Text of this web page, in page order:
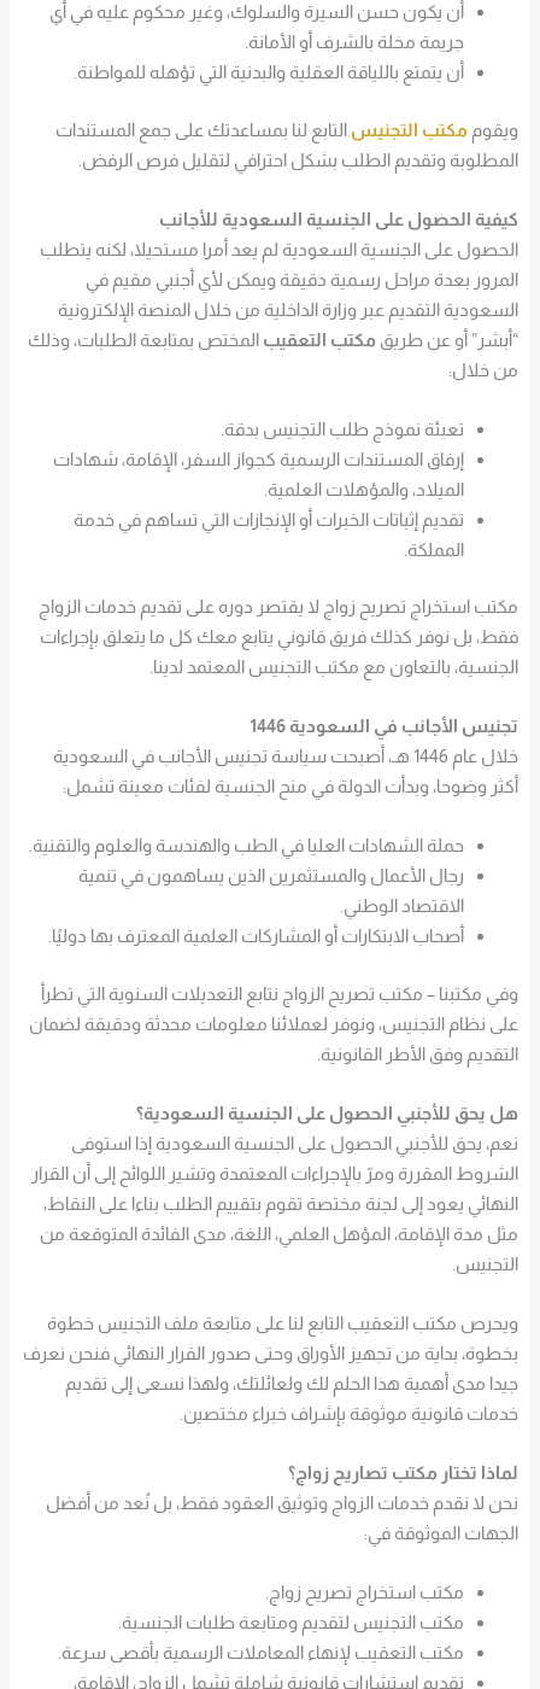
أن يكون حسن السيرة والسلوك، وغير محكوم عليه في أي
جريمة مخلة بالشرف أو الأمانة.
أن يتمتع باللياقة العقلية والبدنية التي تؤهله للمواطنة.
ويقوممكتب التجنيس التابع لنا بمساعدتك على جمع المستندات
المطلوبة وتقديم الطلب بشكل احترافي لتقليل فرص الرفض.
كيفية الحصول على الجنسية السعودية للأجانب
الحصول على الجنسية السعودية لم يعد أمرا مستحيلا، لكنه يتطلب
المرور بعدة مراحل رسمية دقيقة ويمكن لأي أجنبي مقيم في
السعودية التقديم عبر وزارة الداخلية من خلال المنصة الإلكترونية
“أبشر” أو عن طريق مكتب التعقيب المختص بمتابعة الطلبات، وذلك
من خلال:
تعبئة نموذج طلب التجنيس بدقة.
إرفاق المستندات الرسمية كجواز السفر، الإقامة، شهادات
الميلاد، والمؤهلات العلمية.
تقديم إثباتات الخبرات أو الإنجازات التي تساهم في خدمة
المملكة.
مكتب استخراج تصريح زواج لا يقتصر دوره على تقديم خدمات الزواج
فقط، بل نوفر كذلك فريق قانوني يتابع معك كل ما يتعلق بإجراءات
الجنسية، بالتعاون مع مكتب التجنيس المعتمد لدينا.
تجنيس الأجانب في السعودية 1446
خلال عام 1446 هـ، أصبحت سياسة تجنيس الأجانب في السعودية
أكثر وضوحا، وبدأت الدولة في منح الجنسية لفئات معينة تشمل:
حملة الشهادات العليا في الطب والهندسة والعلوم والتقنية.
رجال الأعمال والمستثمرين الذين يساهمون في تنمية
الاقتصاد الوطني.
أصحاب الابتكارات أو المشاركات العلمية المعترف بها دوليًا.
وفي مكتبنا – مكتب تصريح الزواج نتابع التعديلات السنوية التي تطرأ
على نظام التجنيس، ونوفر لعملائنا معلومات محدثة ودقيقة لضمان
التقديم وفق الأطر القانونية.
هل يحق للأجنبي الحصول على الجنسية السعودية؟
نعم، يحق للأجنبي الحصول على الجنسية السعودية إذا استوفى
الشروط المقررة ومرّ بالإجراءات المعتمدة وتشير اللوائح إلى أن القرار
النهائي يعود إلى لجنة مختصة تقوم بتقييم الطلب بناءا على النقاط،
مثل مدة الإقامة، المؤهل العلمي، اللغة، مدى الفائدة المتوقعة من
التجنيس.
ويحرص مكتب التعقيب التابع لنا على متابعة ملف التجنيس خطوة
بخطوة، بداية من تجهيز الأوراق وحتى صدور القرار النهائي فنحن نعرف
جيدا مدى أهمية هذا الحلم لك ولعائلتك، ولهذا نسعى إلى تقديم
خدمات قانونية موثوقة بإشراف خبراء مختصين.
لماذا تختار مكتب تصاريح زواج؟
نحن لا نقدم خدمات الزواج وتوثيق العقود فقط، بل نُعد من أفضل
الجهات الموثوقة في:
مكتب استخراج تصريح زواج.
مكتب التجنيس لتقديم ومتابعة طلبات الجنسية.
مكتب التعقيب لإنهاء المعاملات الرسمية بأقصى سرعة.
تقديم استشارات قانونية شاملة تشمل الزواج، الإقامة،